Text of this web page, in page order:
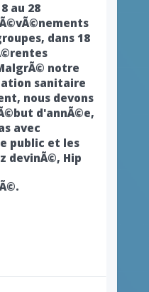
au 28
dans 18
notre
sanitaire
nous devons
d'annÃ©e,
avec
public et les
devinÃ©, Hip